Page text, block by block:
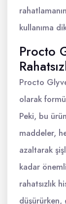
kullanıma
Procto
Procto
olarak
Peki, bu
maddeler,
azaltarak
kadar
rahatsızlık
düşürürken,